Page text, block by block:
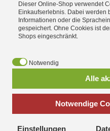
- Entdecke die
Bosch Car Service Spielzeug
Steps Magnetpuzzle·
Kitchen Spielgeschirr·
Fighter Henry
Miele Spielküchen·MSA
Robbie & Buddy
Dieser Online-Shop verwendet
Einkaufserlebnis. Dabei werden
Informationen oder die
gespeichert. Ohne Cookies ist
Shops eingeschränkt.
Notwendig
Alle
Notwendige
Einstellungen